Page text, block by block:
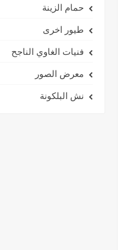
حمام الزينة
طيور اخرى
فنيات الغاوي الناجح
معرض الصور
نش البلكونة